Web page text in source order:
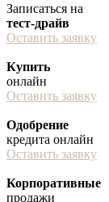
Записаться на
тест-драйв
Оставить заявку
Купить
онлайн
Оставить заявку
Одобрение
кредита онлайн
Оставить заявку
Корпоративные
продажи